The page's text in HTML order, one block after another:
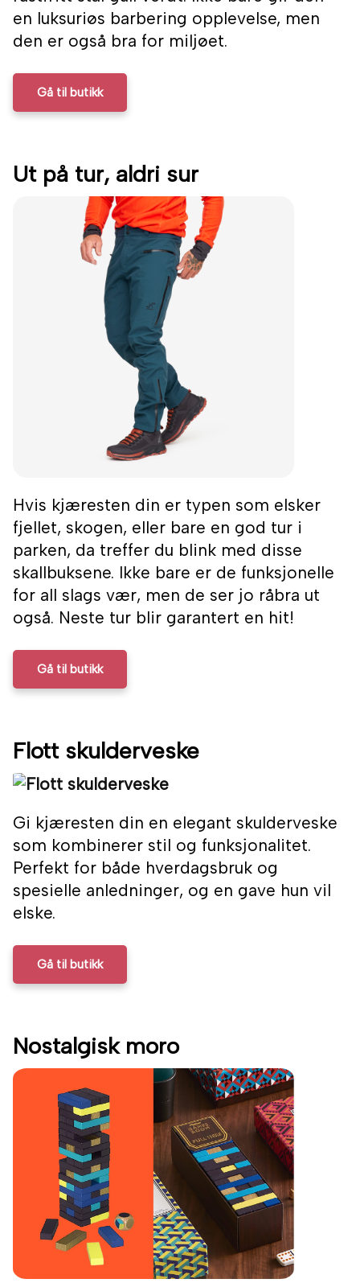
en luksuriøs barbering opplevelse, men
den er også bra for miljøet.
Gå til butikk
Ut på tur, aldri sur
Hvis kjæresten din er typen som elsker
fjellet, skogen, eller bare en god tur i
parken, da treffer du blink med disse
skallbuksene. Ikke bare er de funksjonelle
for all slags vær, men de ser jo råbra ut
også. Neste tur blir garantert en hit!
Gå til butikk
Flott skulderveske
Gi kjæresten din en elegant skulderveske
som kombinerer stil og funksjonalitet.
Perfekt for både hverdagsbruk og
spesielle anledninger, og en gave hun vil
elske.
Gå til butikk
Nostalgisk moro